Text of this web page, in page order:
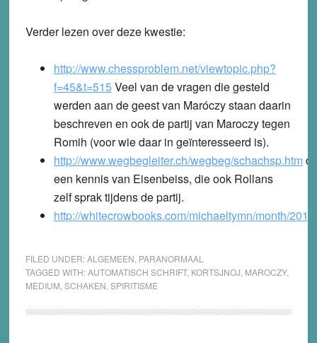
Verder lezen over deze kwestie:
http://www.chessproblem.net/viewtopic.php?
f=45&t=515Veel van de vragen die gesteld
werden aan de geest van Maróczy staan daarin
beschreven en ook de partij van Maroczy tegen
Romih (voor wie daar in geïnteresseerd is).
http://www.wegbegleiter.ch/wegbeg/schachsp.htm
een kennis van Eisenbeiss, die ook Rollans
zelf sprak tijdens de partij.
http://whitecrowbooks.com/michaeltymn/month/
FILED UNDER:ALGEMEEN PARANORMAAL
TAGGED WITH:AUTOMATISCH SCHRIFT, KORTSJNOJ MAROCZY,
MEDIUM SCHAKEN SPIRITISME